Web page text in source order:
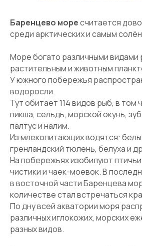
Баренцево моресчитается
среди арктических и самым
Море богато различными видами
растительным и животным
У южного побережья
водоросли.
Тут обитает 114 видов рыб, в том
пикша, сельдь, морской окунь,
палтус и налим.
Из млекопитающих водятся:
гренландский тюлень, белуха и
На побережьях изобилуют
чистики и чаек-моевок. В
в восточной части Баренцева
количестве стал встречаться
По дну всей акватории моря
различных иглокожих, морских
разных видов.